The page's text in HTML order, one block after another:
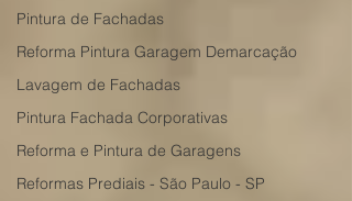
Pintura de Fachadas
Reforma Pintura Garagem Demarcação
Lavagem de Fachadas
Pintura Fachada Corporativas
Reforma e Pintura de Garagens
Reformas Prediais - São Paulo - SP